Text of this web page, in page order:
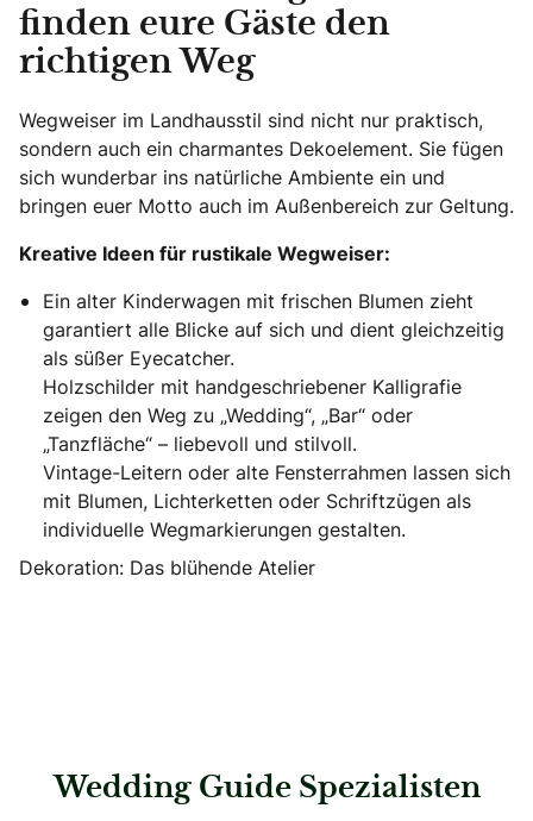
finden eure Gäste den
richtigen Weg
Wegweiser im Landhausstil sind nicht nur praktisch,
sondern auch ein charmantes Dekoelement. Sie fügen
sich wunderbar ins natürliche Ambiente ein und
bringen euer Motto auch im Außenbereich zur Geltung.
Kreative Ideen für rustikale Wegweiser:
Ein alter Kinderwagen mit frischen Blumen zieht
garantiert alle Blicke auf sich und dient gleichzeitig
als süßer Eyecatcher.
Holzschilder mit handgeschriebener Kalligrafie
zeigen den Weg zu „Wedding“, „Bar“ oder
„Tanzfläche“ – liebevoll und stilvoll.
Vintage-Leitern oder alte Fensterrahmen lassen sich
mit Blumen, Lichterketten oder Schriftzügen als
individuelle Wegmarkierungen gestalten.
Dekoration: Das blühende Atelier
Wedding Guide Spezialisten